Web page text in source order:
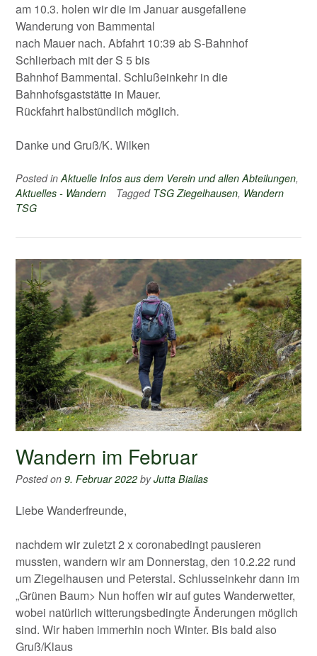
am 10.3. holen wir die im Januar ausgefallene
Wanderung von Bammental
nach Mauer nach. Abfahrt 10:39 ab S-Bahnhof
Schlierbach mit der S 5 bis
Bahnhof Bammental. Schlußeinkehr in die
Bahnhofsgaststätte in Mauer.
Rückfahrt halbstündlich möglich.
Danke und Gruß/K. Wilken
Posted inAktuelle Infos aus dem Verein und allen Abteilungen,
Aktuelles - Wandern
Tagged TSG Ziegelhausen, Wandern
TSG
Wandern im Februar
Posted on 9. Februar 2022 byJutta Biallas
Liebe Wanderfreunde,
nachdem wir zuletzt 2 x coronabedingt pausieren
mussten, wandern wir am Donnerstag, den 10.2.22 rund
um Ziegelhausen und Peterstal. Schlusseinkehr dann im
„Grünen Baum> Nun hoffen wir auf gutes Wanderwetter,
wobei natürlich witterungsbedingte Änderungen möglich
sind. Wir haben immerhin noch Winter. Bis bald also
Gruß/Klaus